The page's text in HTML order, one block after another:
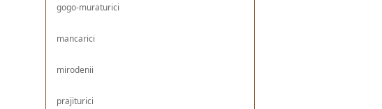
gogo-muraturici
mancarici
mirodenii
prajiturici